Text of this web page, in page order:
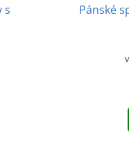
s
Pánské